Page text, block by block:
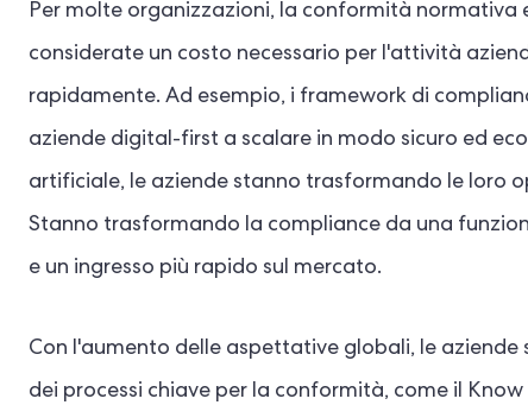
Per molte organizzazioni, la conformità
considerate un costo necessario per l'attività
rapidamente. Ad esempio, i framework di
aziende digital-first a scalare in modo sicuro ed
artificiale, le aziende stanno trasformando le loro
Stanno trasformando la compliance da una
e un ingresso più rapido sul mercato.
Con l'aumento delle aspettative globali, le
dei processi chiave per la conformità, come il